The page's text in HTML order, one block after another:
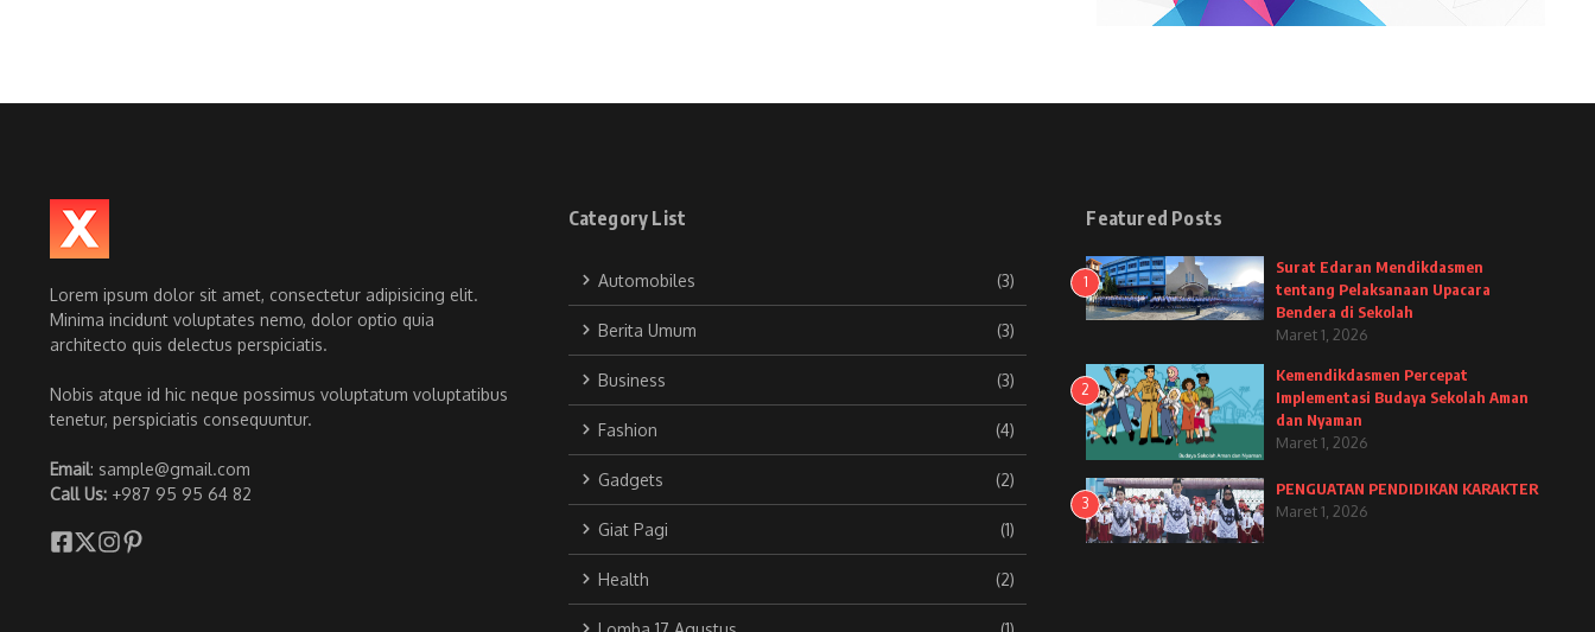
Lorem ipsum dolor sit amet, consectetur adipisicing elit.
Minima incidunt voluptates nemo, dolor optio quia
architecto quis delectus perspiciatis.
Nobis atque id hic neque possimus voluptatum voluptatibus
tenetur, perspiciatis consequuntur.
Email: sample@gmail.com
Call Us: +987 95 95 64 82
Category List
Automobiles (3)
Berita Umum (3)
Business (3)
Fashion (4)
Gadgets (2)
Giat Pagi (1)
Health (2)
Featured Posts
1
Surat Edaran Mendikdasmen
tentang Pelaksanaan Upacara
Bendera di Sekolah
Maret 1, 2026
2
Kemendikdasmen Percepat
Implementasi Budaya Sekolah Aman
dan Nyaman
Maret 1, 2026
3
PENGUATAN PENDIDIKAN KARAKTER
Maret 1, 2026